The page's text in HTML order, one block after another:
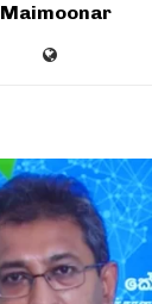
Maimoonar